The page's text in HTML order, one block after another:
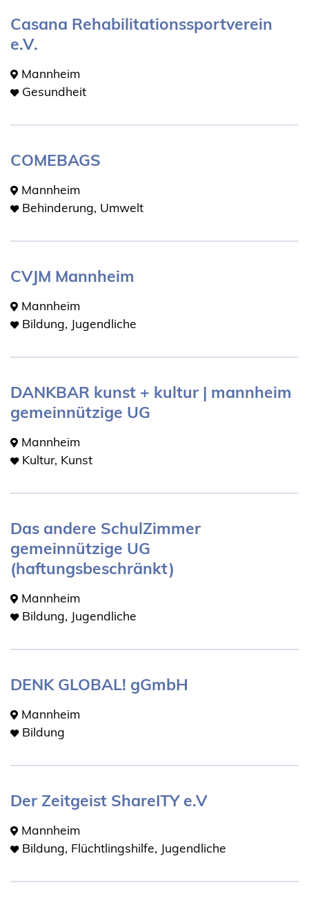
Casana Rehabilitationssportverein
e.V.
Mannheim
Gesundheit
COMEBAGS
Mannheim
Behinderung, Umwelt
CVJM Mannheim
Mannheim
Bildung, Jugendliche
DANKBAR kunst + kultur | mannheim
gemeinnützige UG
Mannheim
Kultur, Kunst
Das andere SchulZimmer
gemeinnützige UG
(haftungsbeschränkt)
Mannheim
Bildung, Jugendliche
DENK GLOBAL! gGmbH
Mannheim
Bildung
Der Zeitgeist ShareITY e.V
Mannheim
Bildung, Flüchtlingshilfe, Jugendliche